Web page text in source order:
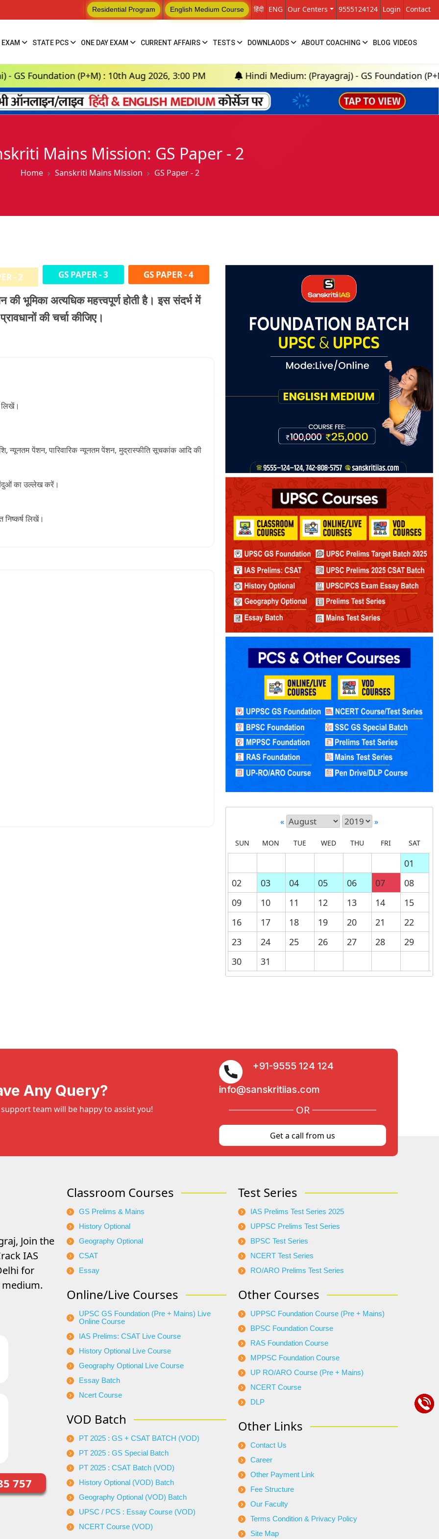
Residential Program English Medium Course हिंदी ENG Our Centers 9555124124 Login Contact
EXAM STATE PCS ONE DAY EXAM CURRENT AFFAIRS TESTS DOWNLAODS ABOUT COACHING BLOG VIDEOS
(P+M) : 10th Aug 2026, 3:00 PM Hindi Medium: (Prayagraj) - GS Foundation (P+M) : 18th
Mains Mission: GS Paper - 2
Home Sanskriti Mains Mission GS Paper - 2
- 2 GS PAPER - 3 GS PAPER - 4
भूमिका अत्यधिक महत्त्वपूर्ण होती है। इस संदर्भ में
की चर्चा कीजिए।
लिखें।
न्यूनतम पेंशन, पारिवारिक न्यूनतम पेंशन, मुद्रास्फीति सूचकांक आदि की
का उल्लेख करें।
लिखें।
« »
SUN MON TUE WED THU FRI SAT
01
02
03 04 05 06 07
08
09
10 11 12 13 14
15
16
17 18 19 20 21
22
23
24 25 26 27 28
29
30
31
Any Query?
team will be happy to assist you!
+91-9555 124 124
info@sanskritiias.com
OR
Get a call from us
Join the
IAS
for
medium.
757
Classroom Courses
GS Prelims & Mains
History Optional
Geography Optional
CSAT
Essay
Online/Live Courses
UPSC GS Foundation (Pre + Mains) Live
Online Course
IAS Prelims: CSAT Live Course
History Optional Live Course
Geography Optional Live Course
Essay Batch
Ncert Course
VOD Batch
PT 2025 : GS + CSAT BATCH (VOD)
PT 2025 : GS Special Batch
PT 2025 : CSAT Batch (VOD)
History Optional (VOD) Batch
Geography Optional (VOD) Batch
UPSC / PCS : Essay Course (VOD)
NCERT Course (VOD)
Test Series
IAS Prelims Test Series 2025
UPPSC Prelims Test Series
BPSC Test Series
NCERT Test Series
RO/ARO Prelims Test Series
Other Courses
UPPSC Foundation Course (Pre + Mains)
BPSC Foundation Course
RAS Foundation Course
MPPSC Foundation Course
UP RO/ARO Course (Pre + Mains)
NCERT Course
DLP
Other Links
Contact Us
Career
Other Payment Link
Fee Structure
Our Faculty
Terms Condition & Privacy Policy
Site Map